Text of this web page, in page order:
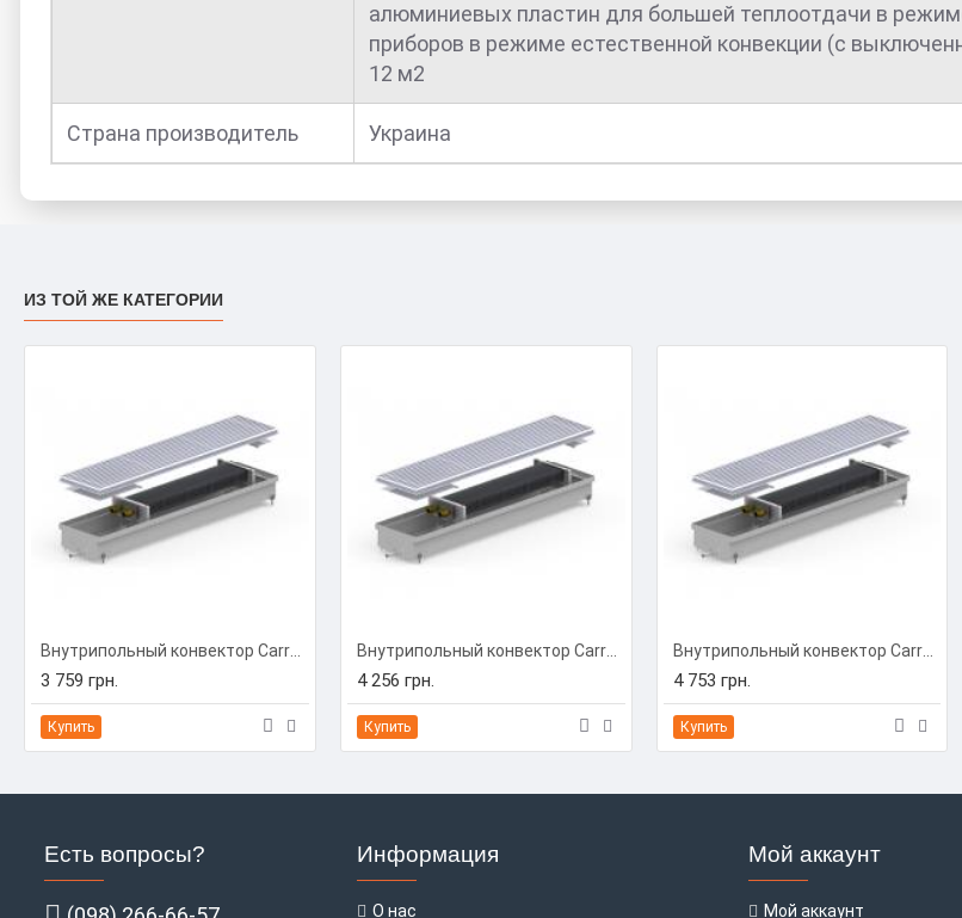
алюминиевых пластин для большей теплоотдачи в
приборов в режиме естественной конвекции (с
12 м2
Страна производитель Украина
ИЗ ТОЙ ЖЕ КАТЕГОРИИ
3 759 грн.
Купить
Внутрипольный конвектор Carrera C-Hydro 230/1250/90 (C-H2312509)
4 256 грн.
Купить
Внутрипольный конвектор Carrera C-Hydro 230/1500/90 (C-H2315009)
4 753 грн.
Купить
Есть вопросы? Информация
О нас
Мой аккаунт
Мой аккаунт